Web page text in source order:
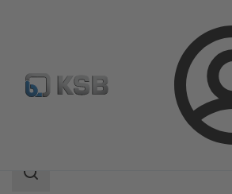
Catalogue produits 4K
Champ